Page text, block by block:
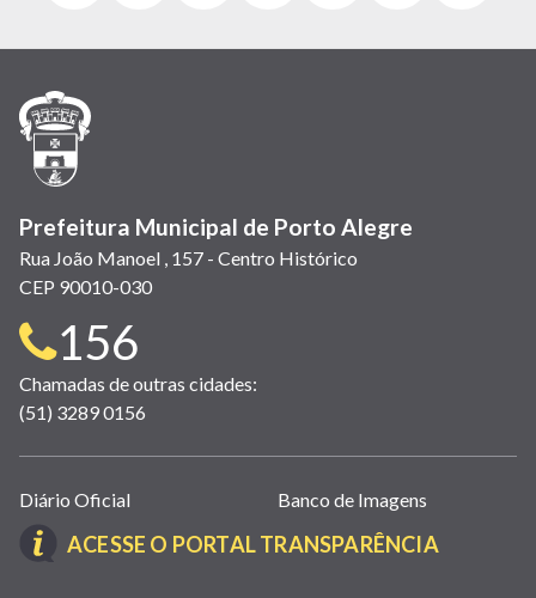
em
janela)
em
em
(link
em
em
em
Prefeitura Municipal de Porto Alegre
Rua João Manoel , 157 - Centro Histórico
CEP 90010-030
Telefone
para
contato:
156
Chamadas de outras cidades:
(51) 3289 0156
Links
úteis
(abrem
Diário Oficial Banco de Imagens
ACESSE O PORTAL TRANSPARÊNCIA(LINK